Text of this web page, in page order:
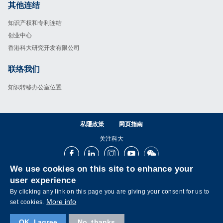
Footer
其他连结
知识产权和专利连结
创业中心
香港科大研究开发有限公司
Footer
联络我们
知识转移办公室位置
私隱政策 网页指南
关注科大
FacebookLinkedInInstagramYoutubeWechat
We use cookies on this site to enhance your
user experience
By clicking any link on this page you are giving your consent for us to
set cookies. More info